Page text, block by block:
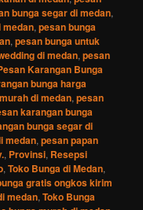
bunga segar di medan,
medan,pesan bunga
,pesan bunga untuk
di medan,pesan
Karangan Bunga
bunga harga
di medan,pesan
karangan bunga
bunga segar di
medan,pesan papan
, Provinsi, Resepsi
,Toko Bunga di Medan,
gratis ongkos kirim
medan,Toko Bunga